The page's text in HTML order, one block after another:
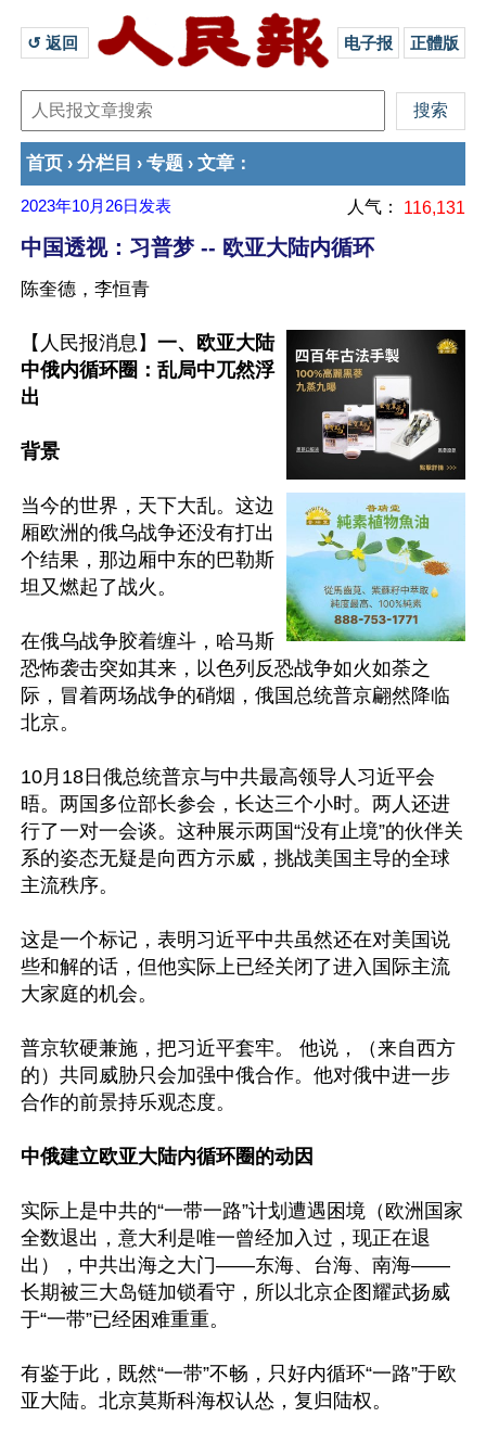
↺ 返回 电子报 正體版
首页 › 分栏目 › 专题 › 文章 ：
2023年10月26日 发表 人气： 116,131
中国透视：习普梦 -- 欧亚大陆内循环
陈奎德，李恒青
【人民报消息】 一、欧亚大陆
中俄内循环圈：乱局中兀然浮
出
背景
当今的世界，天下大乱。这边
厢欧洲的俄乌战争还没有打出
个结果，那边厢中东的巴勒斯
坦又燃起了战火。
在俄乌战争胶着缠斗，哈马斯
恐怖袭击突如其来，以色列反恐战争如火如荼之
际，冒着两场战争的硝烟，俄国总统普京翩然降临
北京。
10月18日俄总统普京与中共最高领导人习近平会
晤。两国多位部长参会，长达三个小时。两人还进
行了一对一会谈。这种展示两国“没有止境”的伙伴关
系的姿态无疑是向西方示威，挑战美国主导的全球
主流秩序。
这是一个标记，表明习近平中共虽然还在对美国说
些和解的话，但他实际上已经关闭了进入国际主流
大家庭的机会。
普京软硬兼施，把习近平套牢。 他说，（来自西方
的）共同威胁只会加强中俄合作。他对俄中进一步
合作的前景持乐观态度。
中俄建立欧亚大陆内循环圈的动因
实际上是中共的“一带一路”计划遭遇困境（欧洲国家
全数退出，意大利是唯一曾经加入过，现正在退
出），中共出海之大门——东海、台海、南海——
长期被三大岛链加锁看守，所以北京企图耀武扬威
于“一带”已经困难重重。
有鉴于此，既然“一带”不畅，只好内循环“一路”于欧
亚大陆。北京莫斯科海权认怂，复归陆权。